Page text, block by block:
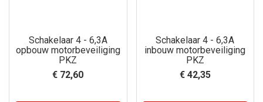
Schakelaar 4 - 6,3A
opbouw motorbeveiliging
PKZ
€ 72,60
Schakelaar 4 - 6,3A
inbouw motorbeveiliging
PKZ
€ 42,35